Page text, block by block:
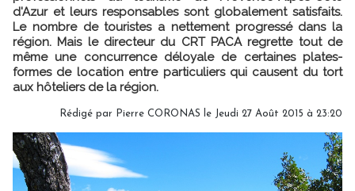
d'Azur et leurs responsables sont globalement satisfaits.
Le nombre de touristes a nettement progressé dans la
région. Mais le directeur du CRT PACA regrette tout de
même une concurrence déloyale de certaines plates-
formes de location entre particuliers qui causent du tort
aux hôteliers de la région.
Rédigé par Pierre CORONAS le Jeudi 27 Août 2015 à 23:20